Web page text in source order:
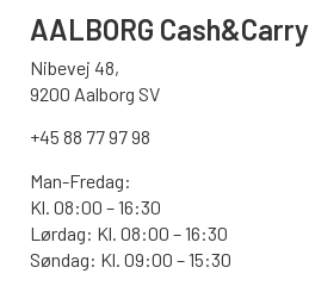
AALBORG Cash&Carry
Nibevej 48,
9200 Aalborg SV
+45 88 77 97 98
Man-Fredag:
Kl. 08:00 – 16:30
Lørdag: Kl. 08:00 – 16:30
Søndag: Kl. 09:00 – 15:30